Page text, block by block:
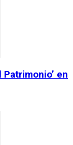
Patrimonio’ en